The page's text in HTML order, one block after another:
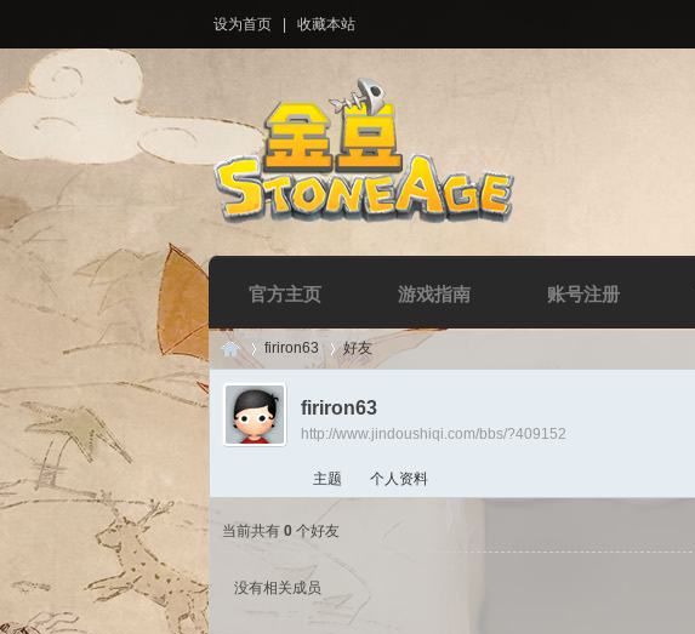
设为首页 收藏本站
官方主页 游戏指南 账号注册
Di ›
firiron63 好友
firiron63
http://www.jindoushiqi.com/bbs/?409152
主题 个人资料
当前共有 0 个好友
没有相关成员